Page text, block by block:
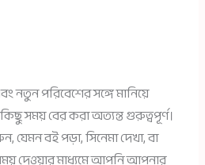
নতুন পরিবেশের সঙ্গে মানিয়ে
সময় বের করা অত্যন্ত গুরুত্বপূর্ণ।
বই পড়া, সিনেমা দেখা, বা
দেওয়ার মাধ্যমে আপনি আপনার